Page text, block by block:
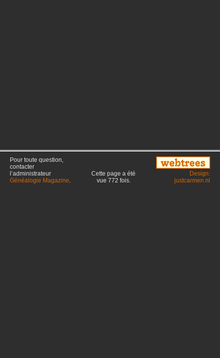
Pour toute question,
contacter
l’administrateur
Généalogie Magazine.
Cette page a été
vue 772 fois.
Design:
justcarmen.nl